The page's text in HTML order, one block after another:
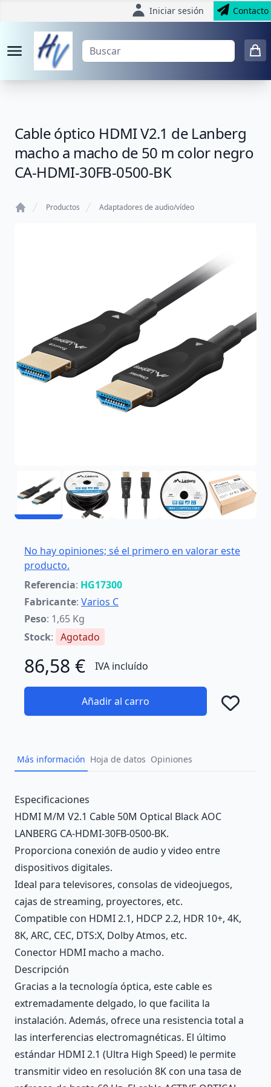
Iniciar sesión Contacto
Cable óptico HDMI V2.1 de Lanberg
macho a macho de 50 m color negro
CA-HDMI-30FB-0500-BK
Productos Adaptadores de audio/vídeo
No hay opiniones; sé el primero en valorar este
producto.
Referencia: HG17300
Fabricante: Varios C
Peso: 1,65 Kg
Stock: Agotado
86,58 € IVA incluído
Añadir al carro
Más información Hoja de datos Opiniones
Description
Especificaciones
HDMI M/M V2.1 Cable 50M Optical Black AOC
LANBERG CA-HDMI-30FB-0500-BK.
Proporciona conexión de audio y video entre
dispositivos digitales.
Ideal para televisores, consolas de videojuegos,
cajas de streaming, proyectores, etc.
Compatible con HDMI 2.1, HDCP 2.2, HDR 10+, 4K,
8K, ARC, CEC, DTS:X, Dolby Atmos, etc.
Conector HDMI macho a macho.
Descripción
Gracias a la tecnología óptica, este cable es
extremadamente delgado, lo que facilita la
instalación. Además, ofrece una resistencia total a
las interferencias electromagnéticas. El último
estándar HDMI 2.1 (Ultra High Speed) le permite
transmitir video en resolución 8K con una tasa de